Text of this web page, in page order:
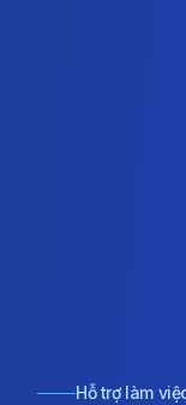
Hỗ trợ làm